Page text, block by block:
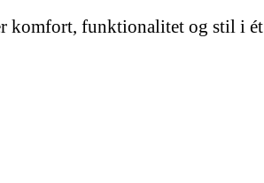
komfort, funktionalitet og stil i ét